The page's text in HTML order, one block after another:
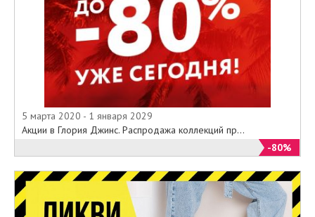
5 марта 2020 - 1 января 2029
Акции в Глория Джинс. Распродажа коллекций пр...
-80%